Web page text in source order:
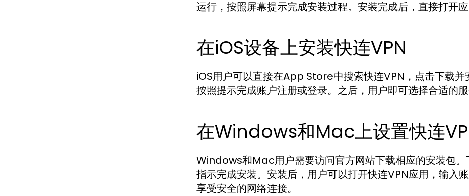
运行，按照屏幕提示完成安装过程。安装完成后，直接打开应
在iOS设备上安装快连VPN
iOS用户可以直接在App Store中搜索快连VPN，点击下载并
按照提示完成账户注册或登录。之后，用户即可选择合适的
在Windows和Mac上设置快连
Windows和Mac用户需要访问官方网站下载相应的安装包。
指示完成安装。安装后，用户可以打开快连VPN应用，输入
享受安全的网络连接。